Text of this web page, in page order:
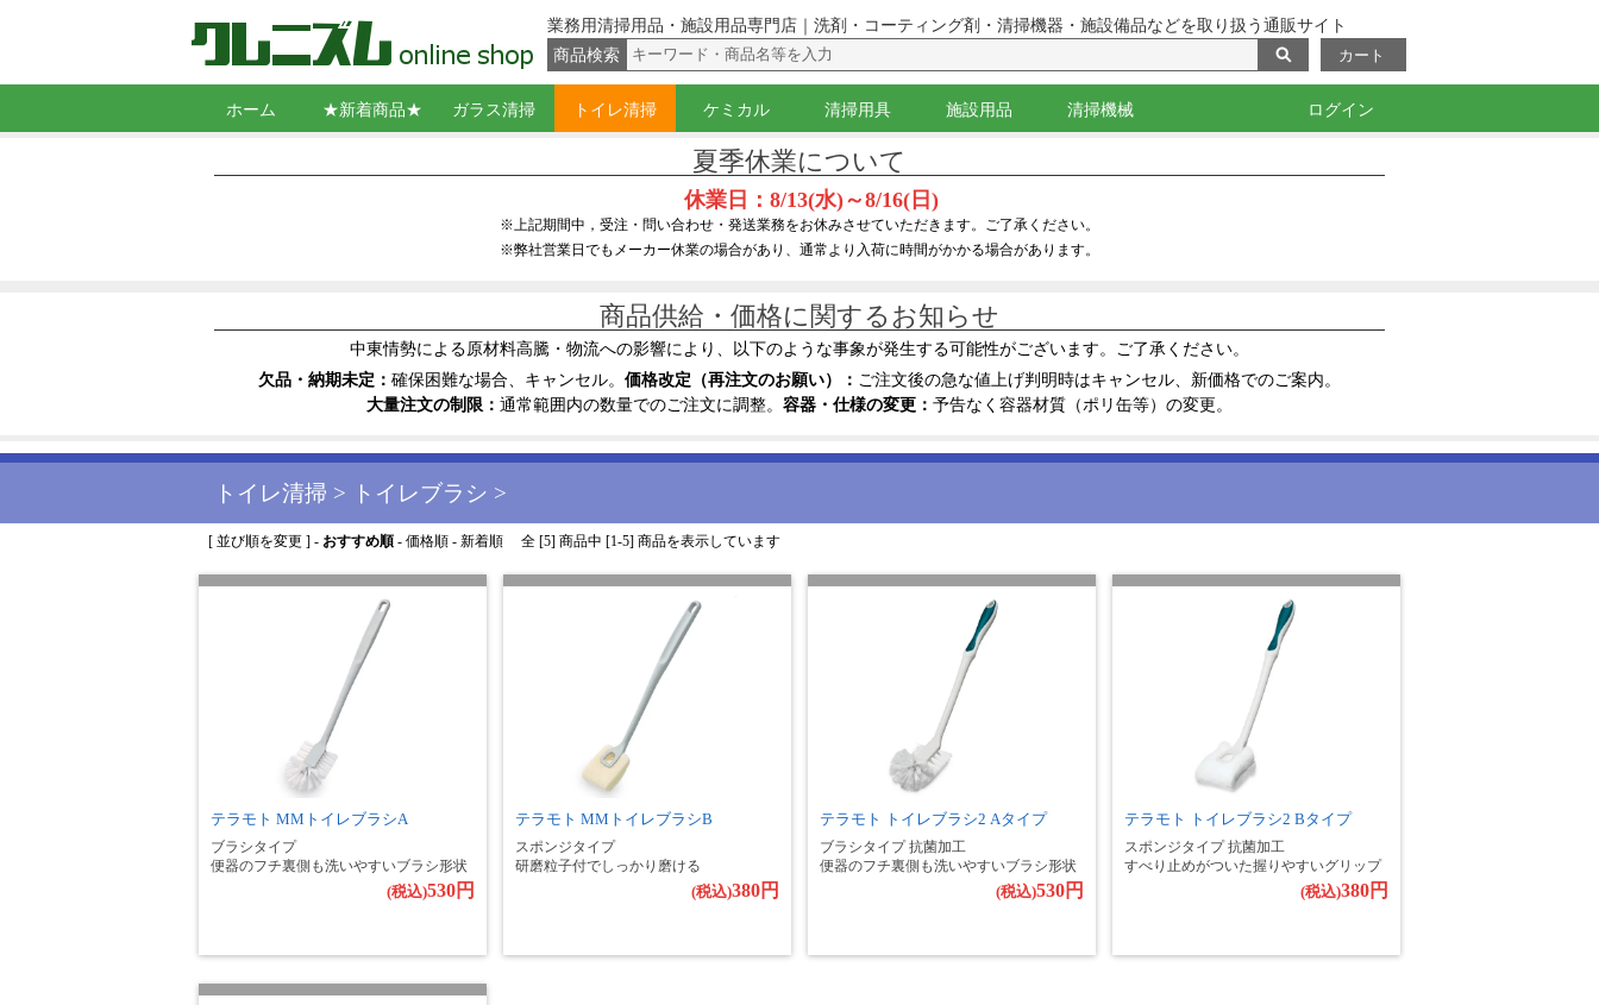
業務用清掃用品・施設用品専門店｜洗剤・コーティング剤・清掃機器・施設備品などを取り扱う通販サイト
商品検索 カート
ホーム ★新着商品★ ガラス清掃 トイレ清掃
トイレ用洗剤・尿石防止剤
トイレ用コーティング剤
黒すじ・水あか落とし
ラバーカップ（すっぽん）
ケミカル
ワックス
光沢復元剤・硬化剤
洗剤
落書き・糊・ガム落とし
除菌洗剤・消臭剤
はくり剤
溶剤(アルコール・シンナー)
サビ取り・研磨剤
コーティング剤
液体固化剤
スキンケア・ハンドソープ
清掃用具
ほうき・ちり取り
ダスター・化学モップ
隅こすり・床清掃ブラシ
ドライヤー(かっぱき)・水取り
水拭きモップ・モップ絞り
ワックスモップ・タンク
ハンドル・柄
刷毛・ホコリ払い
スポンジ・たわし・クロス
スクレーパー・ナイフ・皮スキ
スプレー・ボトル
バケツ・ホース
台車・缶キャリー
テープ・シール
保護具(手袋・マスク等)
施設用品 清掃機械 ログイン
夏季休業について
休業日：8/13(水)～8/16(日)
※上記期間中，受注・問い合わせ・発送業務をお休みさせていただきます。ご了承ください。
※弊社営業日でもメーカー休業の場合があり、通常より入荷に時間がかかる場合があります。
商品供給・価格に関するお知らせ
中東情勢による原材料高騰・物流への影響により、以下のような事象が発生する可能性がございます。ご了承ください。
欠品・納期未定： 確保困難な場合、キャンセル。 価格改定（再注文のお願い）： ご注文後の急な値上げ判明時はキャンセル、新価格でのご案内。
大量注文の制限： 通常範囲内の数量でのご注文に調整。 容器・仕様の変更： 予告なく容器材質（ポリ缶等）の変更。
トイレ清掃 トイレブラシ
[ 並び順を変更 ] - おすすめ順 - 価格順 - 新着順 全 [5] 商品中 [1-5] 商品を表示しています
テラモト MMトイレブラシA
ブラシタイプ
便器のフチ裏側も洗いやすいブラシ形状
(税込)530円
テラモト MMトイレブラシB
スポンジタイプ
研磨粒子付でしっかり磨ける
(税込)380円
テラモト トイレブラシ2 Aタイプ
ブラシタイプ 抗菌加工
便器のフチ裏側も洗いやすいブラシ形状
(税込)530円
テラモト トイレブラシ2 Bタイプ
スポンジタイプ 抗菌加工
すべり止めがついた握りやすいグリップ
(税込)380円